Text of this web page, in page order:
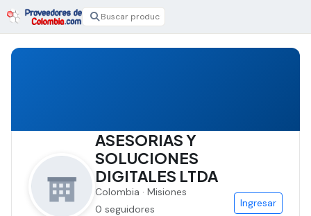
ASESORIAS Y
SOLUCIONES
DIGITALES LTDA
Colombia · Misiones
0 seguidores
Ingresar